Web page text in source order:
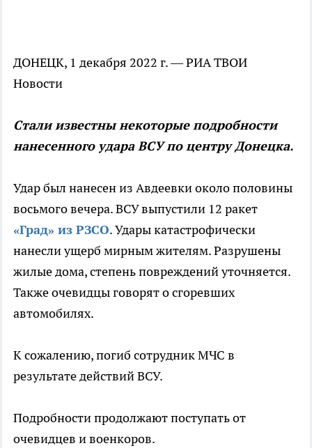
ДОНЕЦК, 1 декабря 2022 г. — РИА ТВОИ
Новости
Стали известны некоторые подробности
нанесенного удара ВСУ по центру Донецка.
Удар был нанесен из Авдеевки около половины
восьмого вечера. ВСУ выпустили 12 ракет
«Град» из РЗСО. Удары катастрофически
нанесли ущерб мирным жителям. Разрушены
жилые дома, степень повреждений уточняется.
Также очевидцы говорят о сгоревших
автомобилях.
К сожалению, погиб сотрудник МЧС в
результате действий ВСУ.
Подробности продолжают поступать от
очевидцев и военкоров.